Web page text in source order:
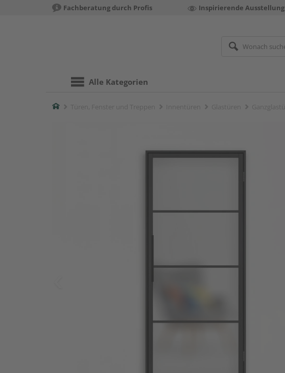
Fachberatung durch Profis Inspirierende Ausstellung
Alle Kategorien
Home